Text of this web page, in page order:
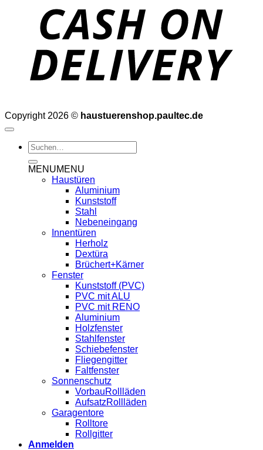
Copyright 2026 © haustuerenshop.paultec.de
Suchen
nach:
MENUMENU
Haustüren
Aluminium
Kunststoff
Stahl
Nebeneingang
Innentüren
Herholz
Dextüra
Brüchert+Kärner
Fenster
Kunststoff (PVC)
PVC mit ALU
PVC mit RENO
Aluminium
Holzfenster
Stahlfenster
Schiebefenster
Fliegengitter
Faltfenster
Sonnenschutz
VorbauRollläden
AufsatzRollläden
Garagentore
Rolltore
Rollgitter
Anmelden